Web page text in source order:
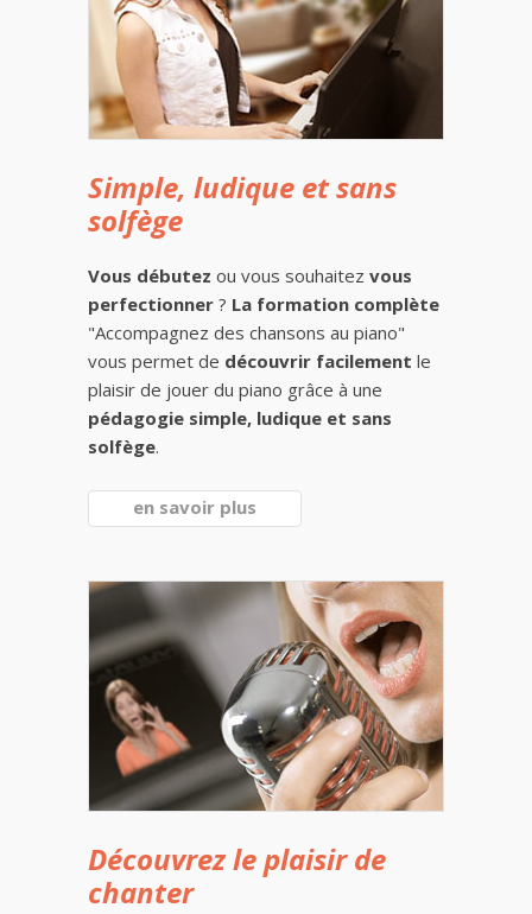
Simple, ludique et sans
solfège
Vous débutez ou vous souhaitez vous
perfectionner ? La formation complète
"Accompagnez des chansons au piano"
vous permet de découvrir facilement le
plaisir de jouer du piano grâce à une
pédagogie simple, ludique et sans
solfège.
en savoir plus
Découvrez le plaisir de
chanter